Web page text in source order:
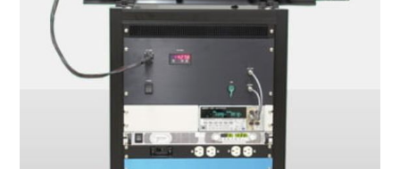
OCT（光学相干断层扫描）整机
OCT 光源单元
OCT干涉仪单元
透光率测试仪
椭偏仪（Ellipsometer）
离线 IV 测试仪
物理气相沉积设备
化学气相沉积设备
氧碳分析仪
光电直读光谱仪
GD-MS / ICP-MS
钙钛矿太阳能电池
半导体设备用光源
耗材售后/维修/校准